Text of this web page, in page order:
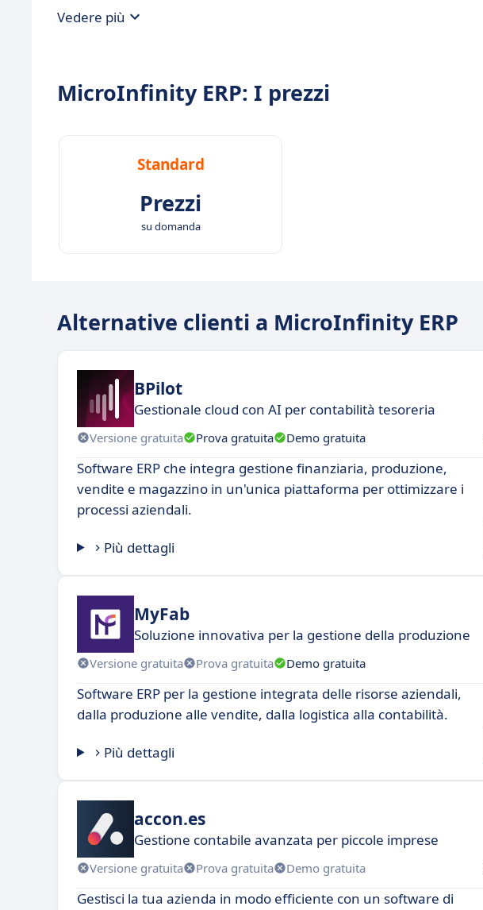
Vedere più
MicroInfinity ERP: I prezzi
Standard
Prezzi
su domanda
Alternative clienti a MicroInfinity ERP
BPilot
Gestionale cloud con AI per contabilità tesoreria
Versione gratuita Prova gratuita Demo gratuita
Software ERP che integra gestione finanziaria, produzione,
vendite e magazzino in un'unica piattaforma per ottimizzare i
processi aziendali.
Più dettagli
MyFab
Soluzione innovativa per la gestione della produzione
Versione gratuita Prova gratuita Demo gratuita
Software ERP per la gestione integrata delle risorse aziendali,
dalla produzione alle vendite, dalla logistica alla contabilità.
Più dettagli
accon.es
Gestione contabile avanzata per piccole imprese
Versione gratuita Prova gratuita Demo gratuita
Gestisci la tua azienda in modo efficiente con un software di